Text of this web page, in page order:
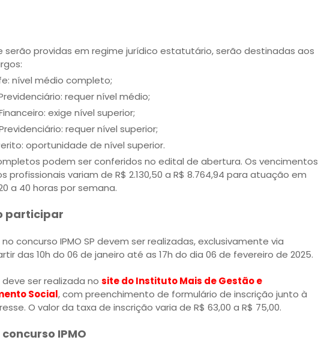
serão providas em regime jurídico estatutário, serão destinadas aos
nível médio completo;
requer nível médio;
exige nível superior;
requer nível superior;
oportunidade de nível superior.
podem ser conferidos no edital de abertura. Os vencimentos
profissionais variam de R$ 2.130,50 a R$ 8.764,94 para atuação em
a 40 horas por semana.
participar
concurso IPMO SP devem ser realizadas, exclusivamente via
das 10h do 06 de janeiro até as 17h do dia 06 de fevereiro de 2025.
ser realizada no site do Instituto Mais de Gestão e
Social, com preenchimento de formulário de inscrição junto à
O valor da taxa de inscrição varia de R$ 63,00 a R$ 75,00.
IPMO